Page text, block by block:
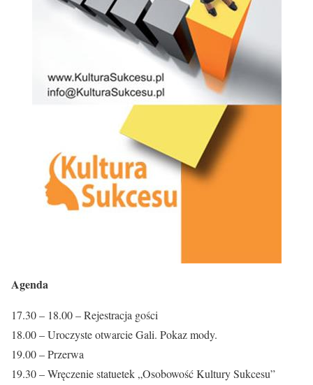
Agenda
17.30 – 18.00 – Rejestracja gości
18.00 – Uroczyste otwarcie Gali. Pokaz mody.
19.00 – Przerwa
19.30 – Wręczenie statuetek „Osobowość Kultury Sukcesu”